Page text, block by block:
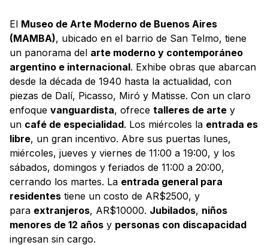
El Museo de Arte Moderno de Buenos Aires
(MAMBA), ubicado en el barrio de San Telmo, tiene
un panorama del arte moderno y contemporáneo
argentino e internacional. Exhibe obras que abarcan
desde la década de 1940 hasta la actualidad, con
piezas de Dalí, Picasso, Miró y Matisse. Con un claro
enfoque vanguardista, ofrece talleres de arte y
un café de especialidad. Los miércoles la entrada es
libre, un gran incentivo. Abre sus puertas lunes,
miércoles, jueves y viernes de 11:00 a 19:00, y los
sábados, domingos y feriados de 11:00 a 20:00,
cerrando los martes. La entrada general para
residentes tiene un costo de AR$2500, y
para extranjeros, AR$10000. Jubilados, niños
menores de 12 años y personas con discapacidad
ingresan sin cargo.